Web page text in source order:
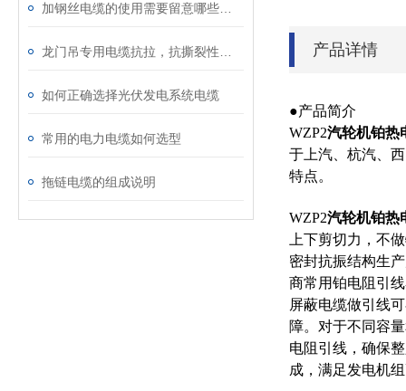
如何正确选择光伏发电系统电缆
常用的电力电缆如何选型
拖链电缆的组成说明
产品详情
●产品简介
WZP2汽轮机铂热
于上汽、杭汽、
特点。
WZP2汽轮机铂热
上下剪切力，不
密封抗振结构生
商常用铂电阻引
屏蔽电缆做引线
障。对于不同容
电阻引线，确保
成，满足发电机